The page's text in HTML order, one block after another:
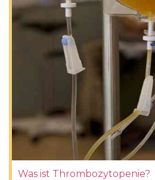
Was ist Thrombozytopenie?